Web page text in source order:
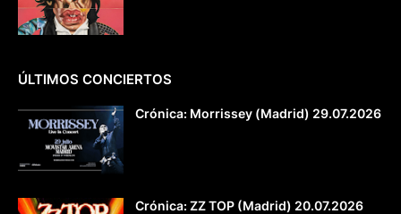
ÚLTIMOS CONCIERTOS
Crónica: Morrissey (Madrid) 29.07.2026
Crónica: ZZ TOP (Madrid) 20.07.2026